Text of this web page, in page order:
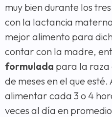
muy bien durante los
con la lactancia
mejor alimento para
contar con la madre,
formulada para la raza
de meses en el que esté.
alimentar cada 3 o 4
veces al día en